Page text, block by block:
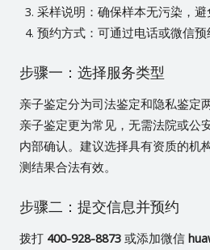
采样说明：确保样本无污染，避
预约方式：可通过电话或微信预
步骤一：选择服务类型
亲子鉴定分为司法鉴定和隐私鉴定
亲子鉴定更为常见，无需法院或公
内部确认。建议选择具有资质的机
测结果合法有效。
步骤二：提交信息并预约
拨打 400-928-8873或添加微信